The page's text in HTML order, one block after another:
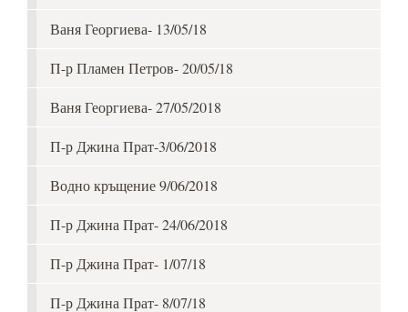
Ваня Георгиева- 13/05/18
П-р Пламен Петров- 20/05/18
Ваня Георгиева- 27/05/2018
П-р Джина Прат-3/06/2018
Водно кръщение 9/06/2018
П-р Джина Прат- 24/06/2018
П-р Джина Прат- 1/07/18
П-р Джина Прат- 8/07/18